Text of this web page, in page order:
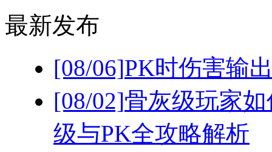
最新发布
[08/06]PK时伤害输
[08/02]骨灰级玩家
级与PK全攻略解析